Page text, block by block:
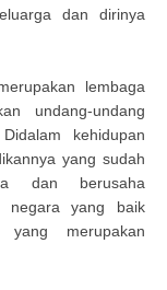
dan dirinya
lembaga
undang-undang
kehidupan
yang sudah
dan berusaha
negara yang baik
yang merupakan